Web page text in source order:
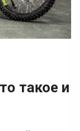
такое и